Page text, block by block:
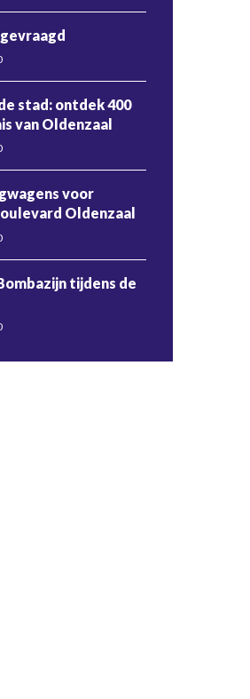
ontdek 400
van Oldenzaal
voor
Oldenzaal
tijdens de